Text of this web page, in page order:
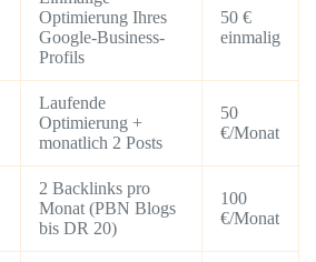
Optimierung Ihres
Google-Business-
Profils
50 €
einmalig
Laufende
Optimierung +
monatlich 2 Posts
50
€/Monat
2 Backlinks pro
Monat (PBN Blogs
bis DR 20)
100
€/Monat